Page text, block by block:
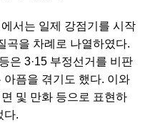
서는 일제 강점기를 시작
곡을 차례로 나열하였다.
은3·15 부정선거를 비판
아픔을 겪기도 했다. 이와
및 만화 등으로 표현하
다.